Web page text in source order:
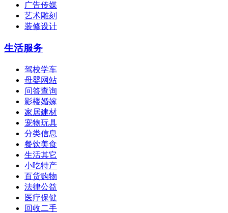
广告传媒
艺术雕刻
装修设计
生活服务
驾校学车
母婴网站
问答查询
影楼婚嫁
家居建材
宠物玩具
分类信息
餐饮美食
生活其它
小吃特产
百货购物
法律公益
医疗保健
回收二手